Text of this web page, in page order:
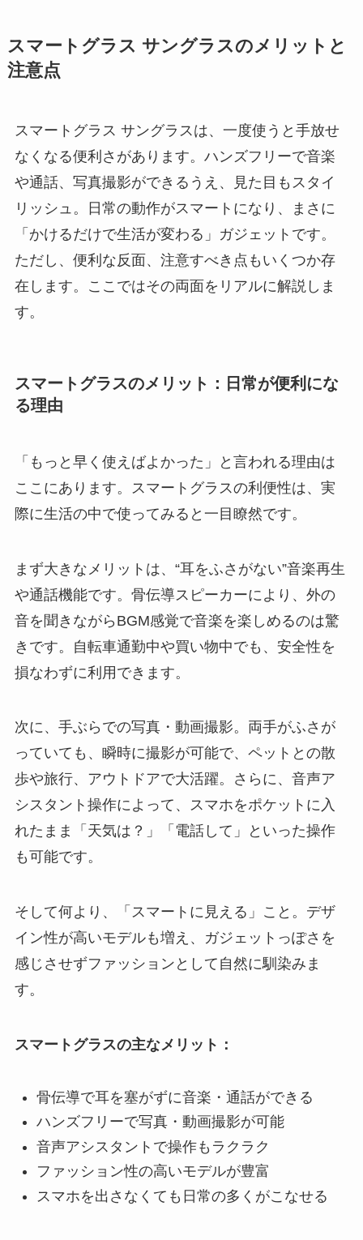
スマートグラス サングラスのメリットと
注意点
スマートグラス サングラスは、一度使うと手放せ
なくなる便利さがあります。ハンズフリーで音楽
や通話、写真撮影ができるうえ、見た目もスタイ
リッシュ。日常の動作がスマートになり、まさに
「かけるだけで生活が変わる」ガジェットです。
ただし、便利な反面、注意すべき点もいくつか存
在します。ここではその両面をリアルに解説しま
す。
スマートグラスのメリット：日常が便利にな
る理由
「もっと早く使えばよかった」と言われる理由は
ここにあります。スマートグラスの利便性は、実
際に生活の中で使ってみると一目瞭然です。
まず大きなメリットは、“耳をふさがない”音楽再生
や通話機能です。骨伝導スピーカーにより、外の
音を聞きながらBGM感覚で音楽を楽しめるのは驚
きです。自転車通勤中や買い物中でも、安全性を
損なわずに利用できます。
次に、手ぶらでの写真・動画撮影。両手がふさが
っていても、瞬時に撮影が可能で、ペットとの散
歩や旅行、アウトドアで大活躍。さらに、音声ア
シスタント操作によって、スマホをポケットに入
れたまま「天気は？」「電話して」といった操作
も可能です。
そして何より、「スマートに見える」こと。デザ
イン性が高いモデルも増え、ガジェットっぽさを
感じさせずファッションとして自然に馴染みま
す。
スマートグラスの主なメリット：
骨伝導で耳を塞がずに音楽・通話ができる
ハンズフリーで写真・動画撮影が可能
音声アシスタントで操作もラクラク
ファッション性の高いモデルが豊富
スマホを出さなくても日常の多くがこなせる